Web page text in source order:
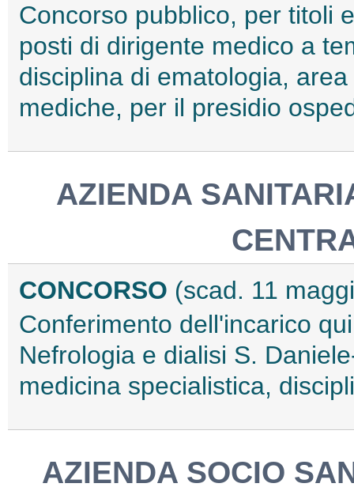
Concorso pubblico, per titoli
posti di dirigente medico a
disciplina di ematologia,
mediche, per il presidio
AZIENDA
CONCORSO (scad. 11
Conferimento dell'incarico
Nefrologia e dialisi S.
medicina specialistica,
AZIENDA SOCIO